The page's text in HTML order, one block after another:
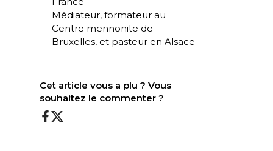
Médiateur, formateur au
Centre mennonite de
Bruxelles, et pasteur en Alsace
Cet article vous a plu ? Vous
souhaitez le commenter ?